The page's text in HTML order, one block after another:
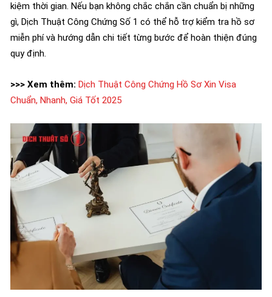
kiệm thời gian. Nếu bạn không chắc chắn cần chuẩn bị những
gì, Dịch Thuật Công Chứng Số 1 có thể hỗ trợ kiểm tra hồ sơ
miễn phí và hướng dẫn chi tiết từng bước để hoàn thiện đúng
quy định.
>>> Xem thêm: Dịch Thuật Công Chứng Hồ Sơ Xin Visa
Chuẩn, Nhanh, Giá Tốt 2025